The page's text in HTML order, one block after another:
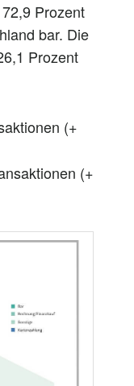
Prozent
bar. Die
Prozent
(+
(+